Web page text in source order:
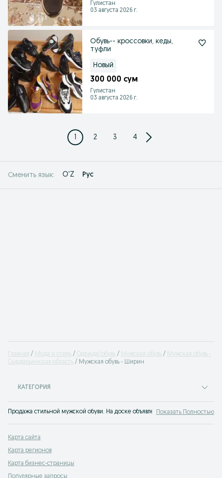
Гулистан
03 августа 2026 г.
Обувь-- кроссовки, кеды,
туфли
Новый
300 000 сум
Гулистан
03 августа 2026 г.
1 2 3 4
Сменить язык: O'Z Рус
Главная Мода и стиль Одежда/обувь Мужская обувь
Мужская обувь -
Сырдарьинская область
Мужская обувь - Ширин
КАТЕГОРИЯ
Продажа стильной мужской обуви. На доске объявлений OLX.uz Ширин
Показать Полностью
Карта сайта
Карта регионов
Карта бизнес-страницы
Популярные запросы